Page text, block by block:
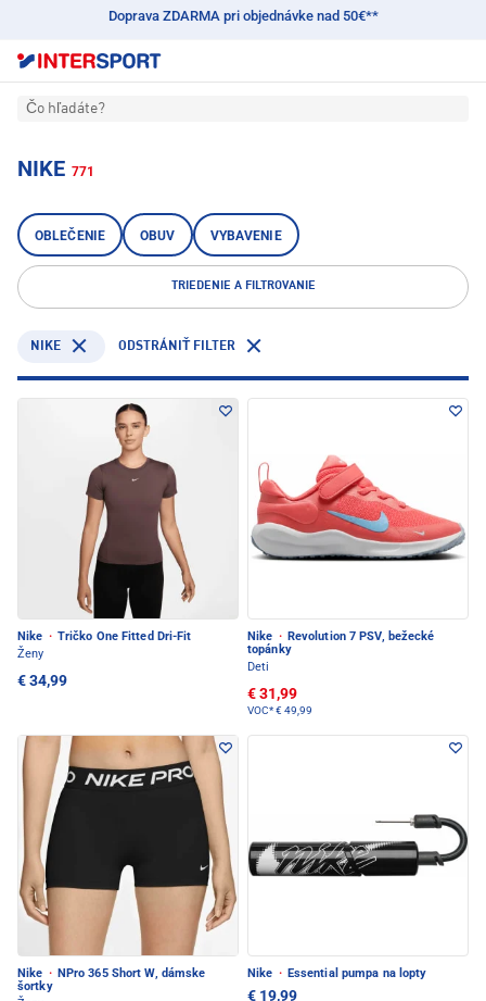
Doprava ZDARMA pri objednávke nad 50€**
Čo hľadáte?
NIKE 771
OBLEČENIE OBUV VYBAVENIE
TRIEDENIE A FILTROVANIE
NIKE ODSTRÁNIŤ FILTER
Nike · Tričko One Fitted Dri-Fit
Ženy
€ 34,99
Nike · Revolution 7 PSV, bežecké
topánky
Deti
€ 31,99
VOC*€ 49,99
Nike · NPro 365 Short W, dámske
šortky
Nike · Essential pumpa na lopty
€ 19,99